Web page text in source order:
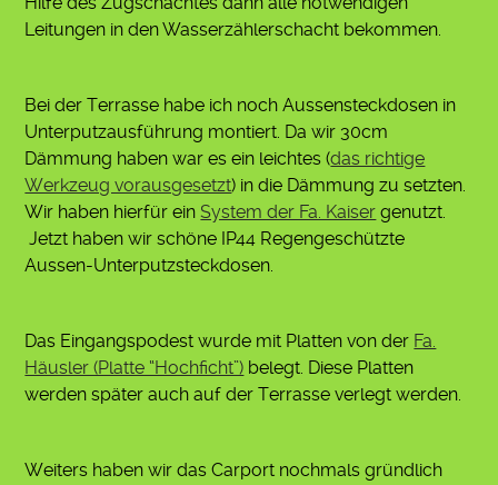
Leitungen in den Wasserzählerschacht bekommen.
Bei der Terrasse habe ich noch Aussensteckdosen in
Unterputzausführung montiert. Da wir 30cm
Dämmung haben war es ein leichtes (das richtige
Werkzeug vorausgesetzt) in die Dämmung zu setzten.
Wir haben hierfür einSystem der Fa. Kaiser genutzt.
Jetzt haben wir schöne IP44 Regengeschützte
Aussen-Unterputzsteckdosen.
Das Eingangspodest wurde mit Platten von der Fa.
Häusler (Platte “Hochficht”) belegt. Diese Platten
werden später auch auf der Terrasse verlegt werden.
Weiters haben wir das Carport nochmals gründlich